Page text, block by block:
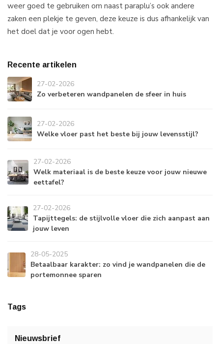
weer goed te gebruiken om naast paraplu’s ook andere
zaken een plekje te geven, deze keuze is dus afhankelijk van
het doel dat je voor ogen hebt.
Recente artikelen
27-02-2026
Zo verbeteren wandpanelen de sfeer in huis
27-02-2026
Welke vloer past het beste bij jouw levensstijl?
27-02-2026
Welk materiaal is de beste keuze voor jouw nieuwe
eettafel?
27-02-2026
Tapijttegels: de stijlvolle vloer die zich aanpast aan
jouw leven
28-05-2025
Betaalbaar karakter: zo vind je wandpanelen die de
portemonnee sparen
Tags
Nieuwsbrief